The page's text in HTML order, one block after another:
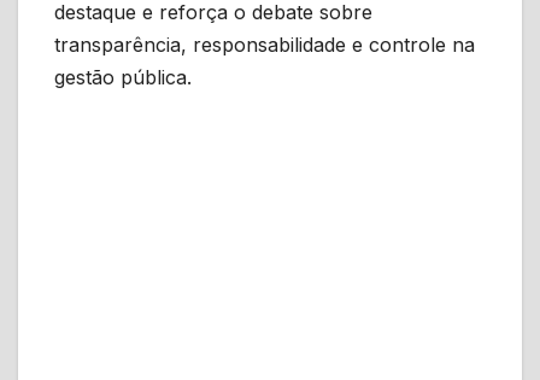
destaque e reforça o debate sobre
transparência, responsabilidade e controle na
gestão pública.